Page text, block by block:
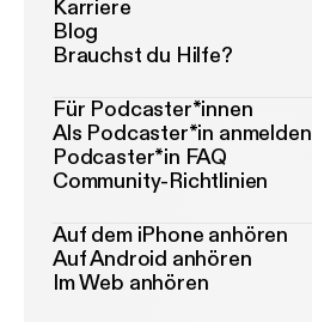
Karriere
Blog
Brauchst du Hilfe?
Für Podcaster*innen
Als Podcaster*in anmelden
Podcaster*in FAQ
Community-Richtlinien
Auf dem iPhone anhören
Auf Android anhören
Im Web anhören